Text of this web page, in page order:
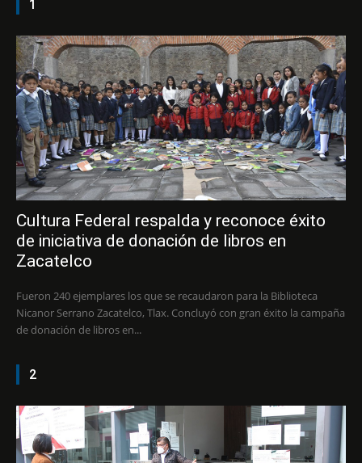
1
Cultura Federal respalda y reconoce éxito
de iniciativa de donación de libros en
Zacatelco
Fueron 240 ejemplares los que se recaudaron para la Biblioteca
Nicanor Serrano Zacatelco, Tlax. Concluyó con gran éxito la campaña
de donación de libros en...
2